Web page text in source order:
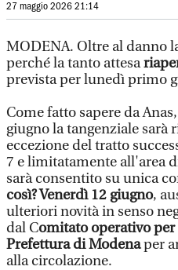
27 maggio 2026 21:14
MODENA. Oltre al danno
perché la tanto attesa
prevista per lunedì primo
Come fatto sapere da
giugno la tangenziale sarà
eccezione del tratto
7 e limitatamente all'area
sarà consentito su unica
così? Venerdì 12 giugno,
ulteriori novità in senso
dal Comitato operativo
Prefettura di Modenaper
alla circolazione.